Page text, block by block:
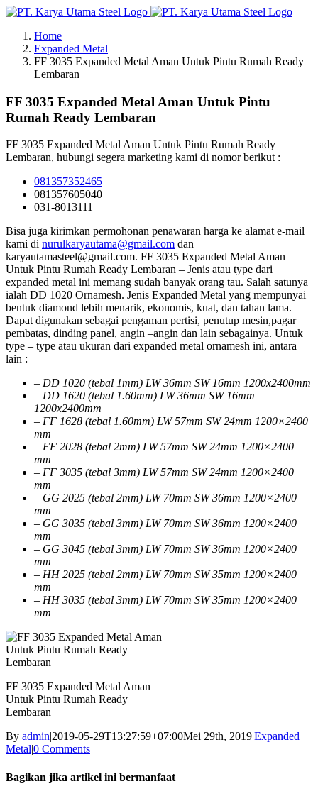
Skip
contentHome
Expanded Metal
FF 3035 Expanded Metal Aman Untuk Pintu Rumah Ready
Lembaran
FF 3035 Expanded Metal Aman Untuk Pintu
Rumah Ready Lembaran
FF 3035 Expanded Metal Aman Untuk Pintu Rumah Ready
Lembaran, hubungi segera marketing kami di nomor berikut :
081357352465
081357605040
031-8013111
Bisa juga kirimkan permohonan penawaran harga ke alamat e-mail
kami di nurulkaryautama@gmail.com dan
karyautamasteel@gmail.com. FF 3035 Expanded Metal Aman
Untuk Pintu Rumah Ready Lembaran – Jenis atau type dari
expanded metal ini memang sudah banyak orang tau. Salah satunya
ialah DD 1020 Ornamesh. Jenis Expanded Metal yang mempunyai
bentuk diamond lebih menarik, ekonomis, kuat, dan tahan lama.
Dapat digunakan sebagai pengaman pertisi, penutup mesin,pagar
pembatas, dinding panel, angin –angin dan lain sebagainya. Untuk
type – type atau ukuran dari expanded metal ornamesh ini, antara
lain :
– DD 1020 (tebal 1mm) LW 36mm SW 16mm 1200x2400mm
– DD 1620 (tebal 1.60mm) LW 36mm SW 16mm
1200x2400mm
– FF 1628 (tebal 1.60mm) LW 57mm SW 24mm 1200×2400
mm
– FF 2028 (tebal 2mm) LW 57mm SW 24mm 1200×2400
mm
– FF 3035 (tebal 3mm) LW 57mm SW 24mm 1200×2400
mm
– GG 2025 (tebal 2mm) LW 70mm SW 36mm 1200×2400
mm
– GG 3035 (tebal 3mm) LW 70mm SW 36mm 1200×2400
mm
– GG 3045 (tebal 3mm) LW 70mm SW 36mm 1200×2400
mm
– HH 2025 (tebal 2mm) LW 70mm SW 35mm 1200×2400
mm
– HH 3035 (tebal 3mm) LW 70mm SW 35mm 1200×2400
mm
FF 3035 Expanded Metal Aman
Untuk Pintu Rumah Ready
Lembaran
By admin|2019-05-29T13:27:59+07:00Mei 29th, 2019|Expanded
Metal|0 Comments
Bagikan jika artikel ini bermanfaat